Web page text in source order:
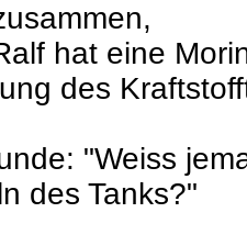
hat eine
des
"Weiss
des Tanks?"